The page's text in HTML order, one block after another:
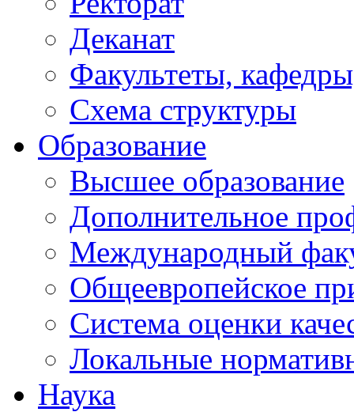
Деканат
Факультеты,
Схема структуры
Образование
Высшее образование
Дополнительное
Международный
Общеевропейское
Система оценки
Локальные
Наука